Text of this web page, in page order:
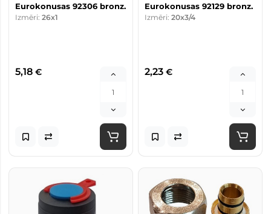
Eurokonusas 92306 bronz.
Izmēri: 26x1
5,18 €
Eurokonusas 92129 bronz.
Izmēri: 20x3/4
2,23 €